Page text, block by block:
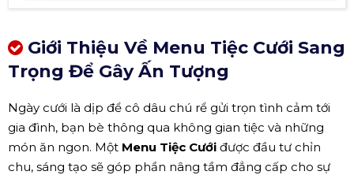
Giới Thiệu Về Menu Tiệc Cưới Sang
Trọng Để Gây Ấn Tượng
Ngày cưới là dịp để cô dâu chú rể gửi trọn tình cảm tới
gia đình, bạn bè thông qua không gian tiệc và những
món ăn ngon. Một Menu Tiệc Cưới được đầu tư chỉn
chu, sáng tạo sẽ góp phần nâng tầm đẳng cấp cho sự